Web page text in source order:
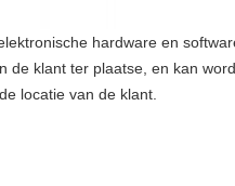
hardware en
klant ter plaatse, en kan
locatie van de klant.